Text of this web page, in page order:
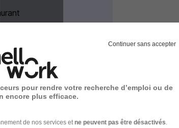
4 de plus
d'entreprise
Continuer sans accepter
pour rendre votre recherche d’emploi ou de
encore plus efficace.
de nos services et ne peuvent pas être désactivés